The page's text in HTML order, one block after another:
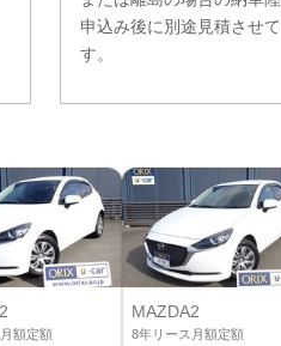
申込み後に別途見積させ
す。
額定額
MAZDA2
8年リース月額定額